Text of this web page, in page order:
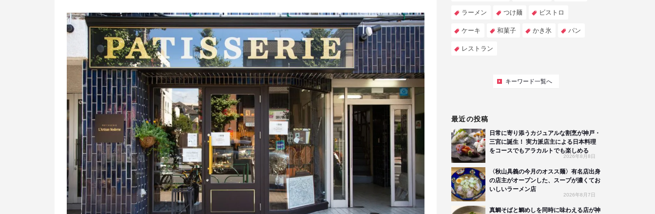
ラーメン つけ麺 ビストロ
ケーキ 和菓子 かき氷 パン
レストラン
キーワード一覧へ
最近の投稿
日常に寄り添うカジュアルな割烹が神戸・
三宮に誕生！ 実力派店主による日本料理
をコースでもアラカルトでも楽しめる
2026年8月8日
〈秋山具義の今月のオスス麺〉有名店出身
の店主がオープンした、スープが濃くてお
いしいラーメン店
2026年8月7日
真鯛そばと鯛めしを同時に味わえる店が神